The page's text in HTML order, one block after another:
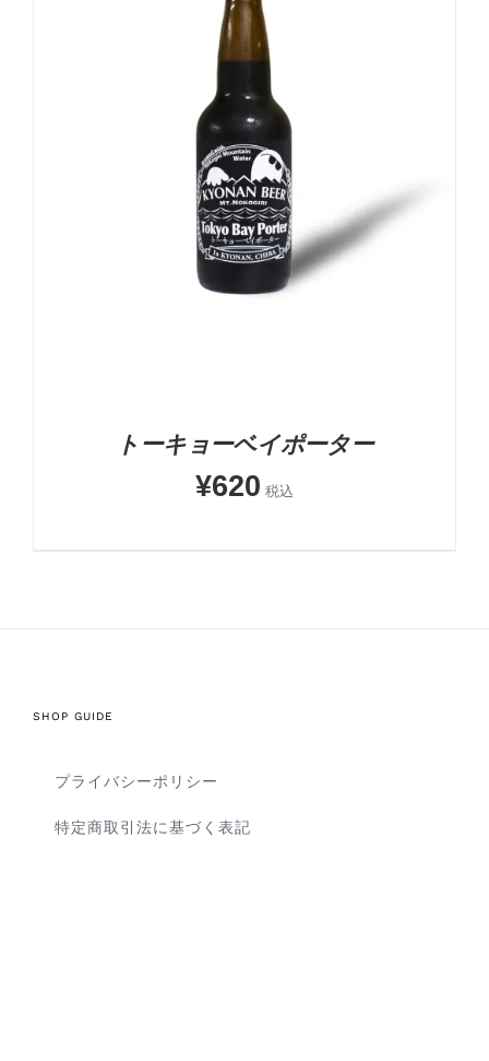
5段階中
5.00
の評価
+
お買い物カゴに追加
詳細
トーキョーベイポーター
¥620 税込
SHOP GUIDE
プライバシーポリシー
特定商取引法に基づく表記